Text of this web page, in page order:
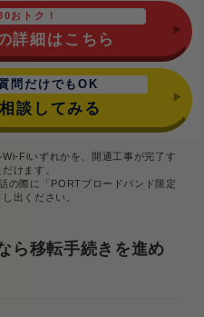
おトク！
詳細はこちら
問だけでもOK
談してみる
Fiいずれかを、開通工事が完了す
けます。
の際に「PORTブロードバンド限定
出ください。
ら移転手続きを進め